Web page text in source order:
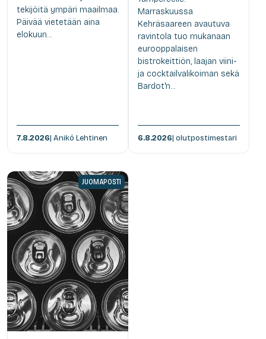
tekijöitä ympäri maailmaa.
Päivää vietetään aina
elokuun...
7.8.2026| Anikó Lehtinen
Marraskuussa
Kehräsaareen avautuva
ravintola tuo mukanaan
eurooppalaisen
bistrokeittiön, laajan viini-
ja cocktailvalikoiman sekä
Bardot'n...
6.8.2026| olutpostimestari
JUOMAPOSTI